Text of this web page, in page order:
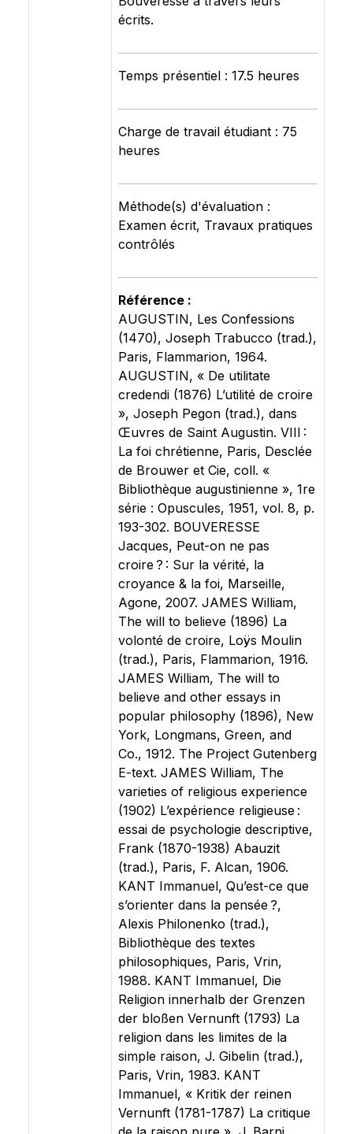
écrits.
Temps présentiel : 17.5 heures
Charge de travail étudiant : 75
heures
Méthode(s) d'évaluation :
Examen écrit, Travaux pratiques
contrôlés
Référence :
AUGUSTIN, Les Confessions
(1470), Joseph Trabucco (trad.),
Paris, Flammarion, 1964.
AUGUSTIN, « De utilitate
credendi (1876) L’utilité de croire
», Joseph Pegon (trad.), dans
Œuvres de Saint Augustin. VIII :
La foi chrétienne, Paris, Desclée
de Brouwer et Cie, coll. «
Bibliothèque augustinienne », 1re
série : Opuscules, 1951, vol. 8, p.
193-302. BOUVERESSE
Jacques, Peut-on ne pas
croire ? : Sur la vérité, la
croyance & la foi, Marseille,
Agone, 2007. JAMES William,
The will to believe (1896) La
volonté de croire, Loÿs Moulin
(trad.), Paris, Flammarion, 1916.
JAMES William, The will to
believe and other essays in
popular philosophy (1896), New
York, Longmans, Green, and
Co., 1912. The Project Gutenberg
E-text. JAMES William, The
varieties of religious experience
(1902) L’expérience religieuse :
essai de psychologie descriptive,
Frank (1870-1938) Abauzit
(trad.), Paris, F. Alcan, 1906.
KANT Immanuel, Qu’est-ce que
s’orienter dans la pensée ?,
Alexis Philonenko (trad.),
Bibliothèque des textes
philosophiques, Paris, Vrin,
1988. KANT Immanuel, Die
Religion innerhalb der Grenzen
der bloßen Vernunft (1793) La
religion dans les limites de la
simple raison, J. Gibelin (trad.),
Paris, Vrin, 1983. KANT
Immanuel, « Kritik der reinen
Vernunft (1781-1787) La critique